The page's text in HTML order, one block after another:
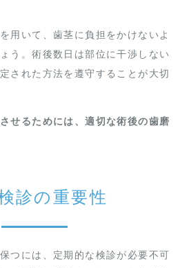
用いて、歯茎に負担をかけないよ
う。術後数日は部位に干渉しない
された方法を遵守することが大切
せるためには、適切な術後の歯磨
診の重要性
つには、定期的な検診が必要不可